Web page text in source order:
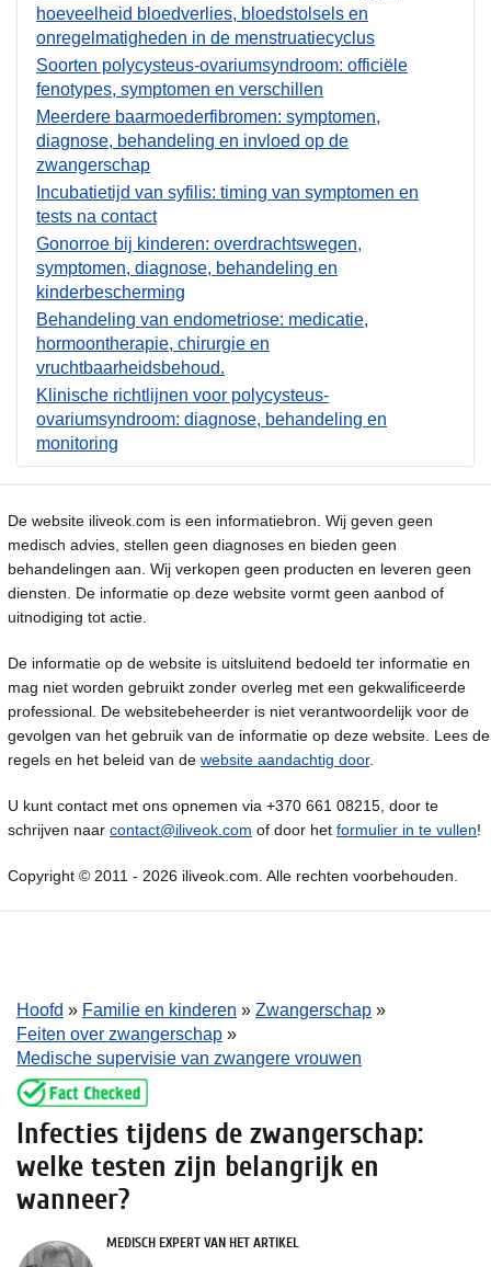
hoeveelheid bloedverlies, bloedstolsels en
onregelmatigheden in de menstruatiecyclus
Soorten polycysteus-ovariumsyndroom: officiële
fenotypes, symptomen en verschillen
Meerdere baarmoederfibromen: symptomen,
diagnose, behandeling en invloed op de
zwangerschap
Incubatietijd van syfilis: timing van symptomen en
tests na contact
Gonorroe bij kinderen: overdrachtswegen,
symptomen, diagnose, behandeling en
kinderbescherming
Behandeling van endometriose: medicatie,
hormoontherapie, chirurgie en
vruchtbaarheidsbehoud.
Klinische richtlijnen voor polycysteus-
ovariumsyndroom: diagnose, behandeling en
monitoring
De website iliveok.com is een informatiebron. Wij geven geen
medisch advies, stellen geen diagnoses en bieden geen
behandelingen aan. Wij verkopen geen producten en leveren geen
diensten. De informatie op deze website vormt geen aanbod of
uitnodiging tot actie.
De informatie op de website is uitsluitend bedoeld ter informatie en
mag niet worden gebruikt zonder overleg met een gekwalificeerde
professional. De websitebeheerder is niet verantwoordelijk voor de
gevolgen van het gebruik van de informatie op deze website. Lees de
regels en het beleid van de website aandachtig door.
U kunt contact met ons opnemen via +370 661 08215, door te
schrijven naar contact@iliveok.com of door het formulier in te vullen!
Copyright © 2011 - 2026 iliveok.com. Alle rechten voorbehouden.
Hoofd » Familie en kinderen » Zwangerschap »
Feiten over zwangerschap »
Medische supervisie van zwangere vrouwen
Infecties tijdens de zwangerschap:
welke testen zijn belangrijk en
wanneer?
MEDISCH EXPERT VAN HET ARTIKEL